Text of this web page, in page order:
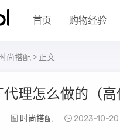
首页 购物经验
时尚搭配 > 正文
理怎么做的（高
时尚搭配 2023-10-20